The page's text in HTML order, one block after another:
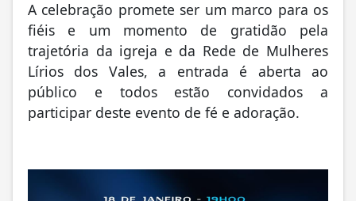
A celebração promete ser um marco para os
fiéis e um momento de gratidão pela
trajetória da igreja e da Rede de Mulheres
Lírios dos Vales, a entrada é aberta ao
público e todos estão convidados a
participar deste evento de fé e adoração.